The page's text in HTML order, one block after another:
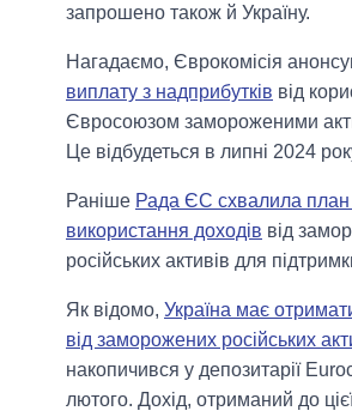
запрошено також й Україну.
Нагадаємо, Єврокомісія
виплату з надприбутків від
Євросоюзом замороженими
Це відбудеться в липні 2024
Раніше Рада ЄС схвалила
використання доходів від
російських активів для
Як відомо, Україна має
від заморожених російських
накопичився у депозитарії
лютого. Дохід, отриманий до